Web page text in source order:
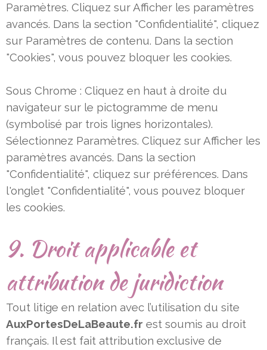
Paramètres. Cliquez sur Afficher les paramètres
avancés. Dans la section "Confidentialité", cliquez
sur Paramètres de contenu. Dans la section
"Cookies", vous pouvez bloquer les cookies.
Sous Chrome : Cliquez en haut à droite du
navigateur sur le pictogramme de menu
(symbolisé par trois lignes horizontales).
Sélectionnez Paramètres. Cliquez sur Afficher les
paramètres avancés. Dans la section
"Confidentialité", cliquez sur préférences. Dans
l'onglet "Confidentialité", vous pouvez bloquer
les cookies.
9. Droit applicable et
attribution de juridiction
Tout litige en relation avec l’utilisation du site
AuxPortesDeLaBeaute.fr est soumis au droit
français. Il est fait attribution exclusive de